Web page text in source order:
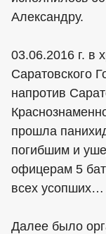
Александру.
03.06.2016 г. в
Саратовского
напротив
прошла
погибшим и
офицерам 5
всех усопших…
Далее было